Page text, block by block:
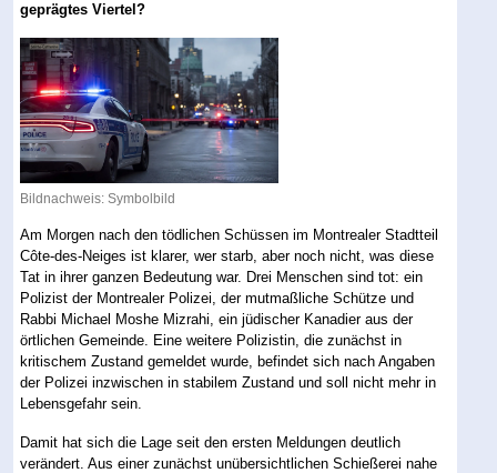
geprägtes Viertel?
Bildnachweis: Symbolbild
Am Morgen nach den tödlichen Schüssen im Montrealer Stadtteil
Côte-des-Neiges ist klarer, wer starb, aber noch nicht, was diese
Tat in ihrer ganzen Bedeutung war. Drei Menschen sind tot: ein
Polizist der Montrealer Polizei, der mutmaßliche Schütze und
Rabbi Michael Moshe Mizrahi, ein jüdischer Kanadier aus der
örtlichen Gemeinde. Eine weitere Polizistin, die zunächst in
kritischem Zustand gemeldet wurde, befindet sich nach Angaben
der Polizei inzwischen in stabilem Zustand und soll nicht mehr in
Lebensgefahr sein.
Damit hat sich die Lage seit den ersten Meldungen deutlich
verändert. Aus einer zunächst unübersichtlichen Schießerei nahe